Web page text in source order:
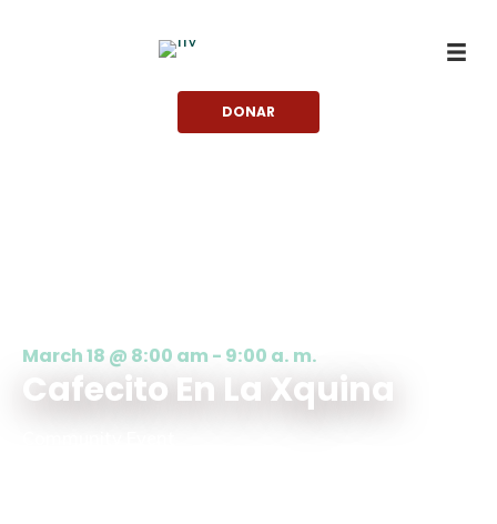
DONAR
March 18 @ 8:00 am - 9:00 a. m.
Cafecito En La Xquina